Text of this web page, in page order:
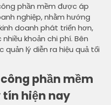
phần mềm được áp
nghiệp, nhằm hướng
doanh phát triển hơn,
khoản chi phí. Bên
lý diễn ra hiệu quả tối
phần mềm
hiện nay